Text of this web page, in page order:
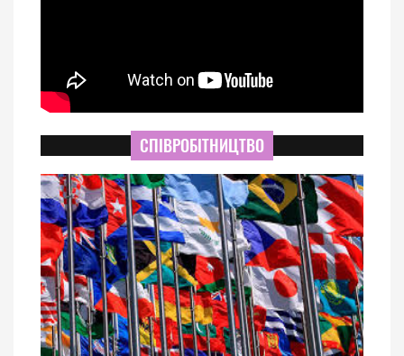
СПІВРОБІТНИЦТВО